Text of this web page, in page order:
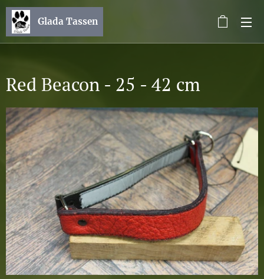
Glada Tassen
Red Beacon - 25 - 42 cm